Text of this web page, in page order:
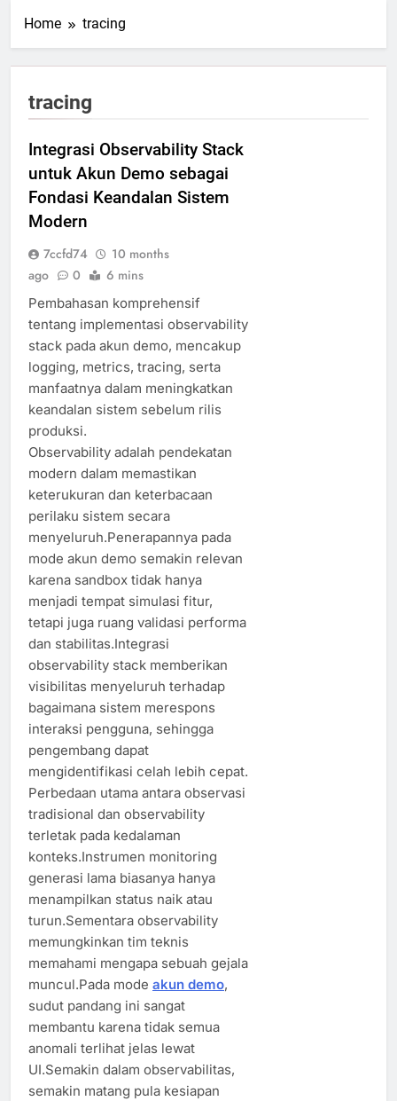
Home tracing
tracing
Integrasi Observability Stack
untuk Akun Demo sebagai
Fondasi Keandalan Sistem
Modern
7ccfd74
10 months
ago
0 6 mins
Pembahasan komprehensif
tentang implementasi observability
stack pada akun demo, mencakup
logging, metrics, tracing, serta
manfaatnya dalam meningkatkan
keandalan sistem sebelum rilis
produksi.
Observability adalah pendekatan
modern dalam memastikan
keterukuran dan keterbacaan
perilaku sistem secara
menyeluruh.Penerapannya pada
mode akun demo semakin relevan
karena sandbox tidak hanya
menjadi tempat simulasi fitur,
tetapi juga ruang validasi performa
dan stabilitas.Integrasi
observability stack memberikan
visibilitas menyeluruh terhadap
bagaimana sistem merespons
interaksi pengguna, sehingga
pengembang dapat
mengidentifikasi celah lebih cepat.
Perbedaan utama antara observasi
tradisional dan observability
terletak pada kedalaman
konteks.Instrumen monitoring
generasi lama biasanya hanya
menampilkan status naik atau
turun.Sementara observability
memungkinkan tim teknis
memahami mengapa sebuah gejala
muncul.Pada mode akun demo,
sudut pandang ini sangat
membantu karena tidak semua
anomali terlihat jelas lewat
UI.Semakin dalam observabilitas,
semakin matang pula kesiapan